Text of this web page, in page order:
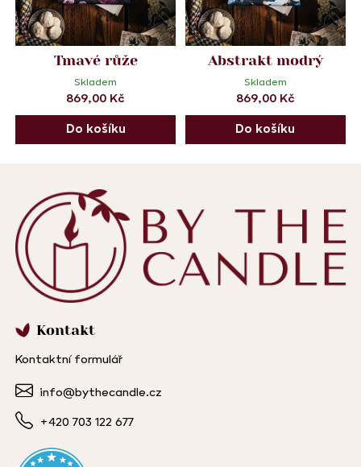
Tmavé růže
Skladem
869,00 Kč
Do košíku
Abstrakt modrý
Skladem
869,00 Kč
Do košíku
Kontakt
Kontaktní formulář
info@bythecandle.cz
+420 703 122 677